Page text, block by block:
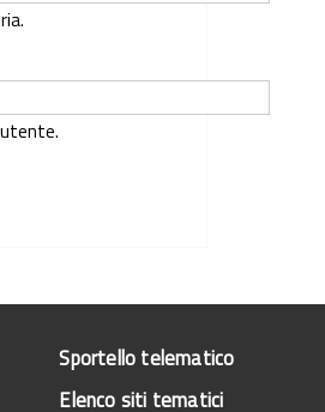
Sportello telematico
Elenco siti tematici